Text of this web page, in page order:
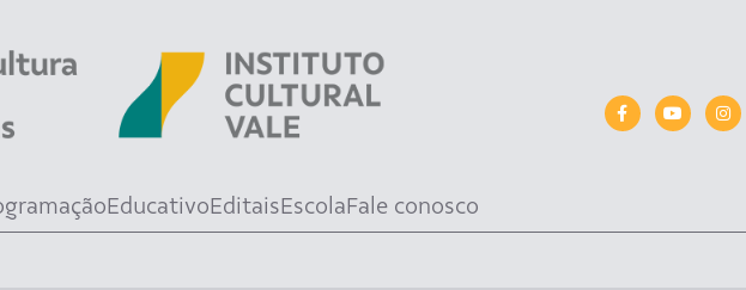
EducativoEditaisEscolaFale conosco